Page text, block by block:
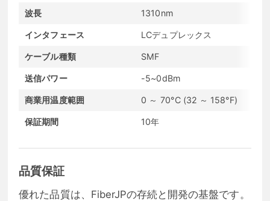
波長 1310nm
インタフェース LCデュプレックス
ケーブル種類 SMF
送信パワー -5~0dBm
商業用温度範囲 0 ～ 70°C (32 ～ 158°F)
保証期間 10年
品質保証
優れた品質は、FiberJPの存続と開発の基盤です。